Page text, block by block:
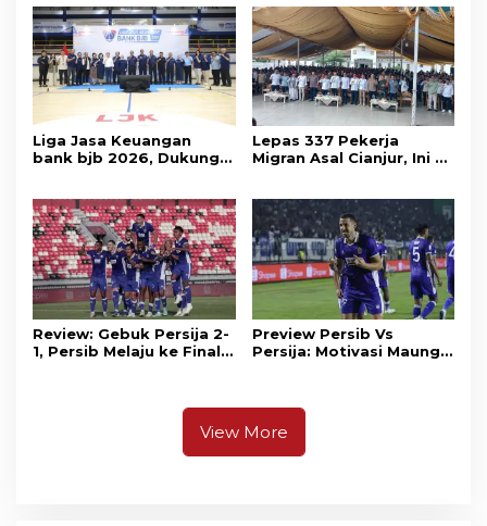
Pangandaran
Liga Jasa Keuangan
bank bjb 2026, Dukung
Lepas 337 Pekerja
Migran Asal Cianjur, Ini 3
Review: Gebuk Persija 2-
1, Persib Melaju ke Final
Preview Persib Vs
Persija: Motivasi Maung
View More